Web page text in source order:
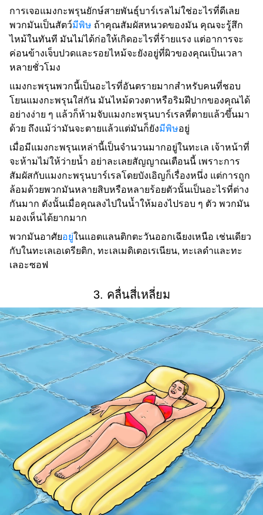
การเจอแมงกะพรุนยักษ์สายพันธุ์บาร์เรลไม่ใช่อะไรที่ดีเลย
พวกมันเป็นสัตว์มีพิษ ถ้าคุณสัมผัสหนวดของมัน คุณจะรู้สึก
ไหม้ในทันที มันไม่ได้ก่อให้เกิดอะไรที่ร้ายแรง แต่อาการจะ
ค่อนข้างเจ็บปวดและรอยไหม้จะยังอยู่ที่ผิวของคุณเป็นเวลา
หลายชั่วโมง
แมงกะพรุนพวกนี้เป็นอะไรที่อันตรายมากสำหรับคนที่ชอบ
โยนแมงกะพรุนใส่กัน มันไหม้ดวงตาหรือริมฝีปากของคุณได้
อย่างง่าย ๆ แล้วก็ห้ามจับแมงกะพรุนบาร์เรลที่ตายแล้วขึ้นมา
ด้วย ถึงแม้ว่ามันจะตายแล้วแต่มันก็ยังมีพิษอยู่
เมื่อมีแมงกะพรุนเหล่านี้เป็นจำนวนมากอยู่ในทะเล เจ้าหน้าที่
จะห้ามไม่ให้ว่ายน้ำ อย่าละเลยสัญญาณเตือนนี้ เพราะการ
สัมผัสกับแมงกะพรุนบาร์เรลโดยบังเอิญก็เรื่องหนึ่ง แต่การถูก
ล้อมด้วยพวกมันหลายสิบหรือหลายร้อยตัวนั้นเป็นอะไรที่ต่าง
กันมาก ดังนั้นเมื่อคุณลงไปในน้ำให้มองไปรอบ ๆ ตัว พวกมัน
มองเห็นได้ยากมาก
พวกมันอาศัยอยู่ในแอตแลนติกตะวันออกเฉียงเหนือ เช่นเดียว
กับในทะเลเอเดรียติก, ทะเลเมดิเตอเรเนียน, ทะเลดำและทะ
เลอะซอฟ
3. คลื่นสี่เหลี่ยม